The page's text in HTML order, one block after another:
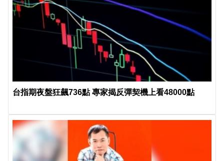
台指期夜盤狂飆736點 專家揭反彈契機上看48000點